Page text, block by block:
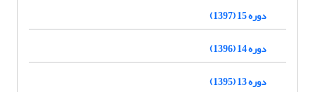
دوره 15 (1397)
دوره 14 (1396)
دوره 13 (1395)